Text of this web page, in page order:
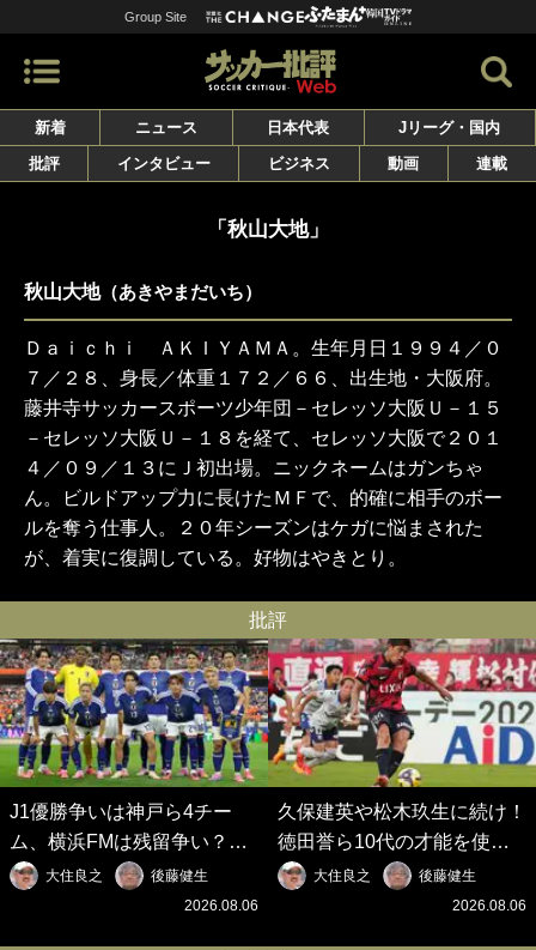
Group Site
新着 ニュース 日本代表
Jリーグ・国内
批評
インタビュー ビジネス 動画 連載
「秋山大地」
秋山大地（あきやまだいち）
Ｄａｉｃｈｉ ＡＫＩＹＡＭＡ。生年月日１９９４／０
７／２８、身長／体重１７２／６６、出生地・大阪府。
藤井寺サッカースポーツ少年団－セレッソ大阪Ｕ－１５
－セレッソ大阪Ｕ－１８を経て、セレッソ大阪で２０１
４／０９／１３にＪ初出場。ニックネームはガンちゃ
ん。ビルドアップ力に長けたＭＦで、的確に相手のボー
ルを奪う仕事人。２０年シーズンはケガに悩まされた
が、着実に復調している。好物はやきとり。
批評
J1優勝争いは神戸ら4チー
ム、横浜FMは残留争い？大
混戦のJ2はRB大宮に注目！
歴代最強の日本代表をJリー
大住良之
後藤健生
2026.08.06
久保建英や松木玖生に続け！
徳田誉ら10代の才能を使い
切れないJクラブの課題と、
｢0円欧州移籍｣撲滅への処方
大住良之
後藤健生
2026.08.06